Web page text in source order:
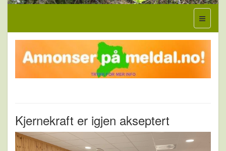
Kjernekraft er igjen akseptert